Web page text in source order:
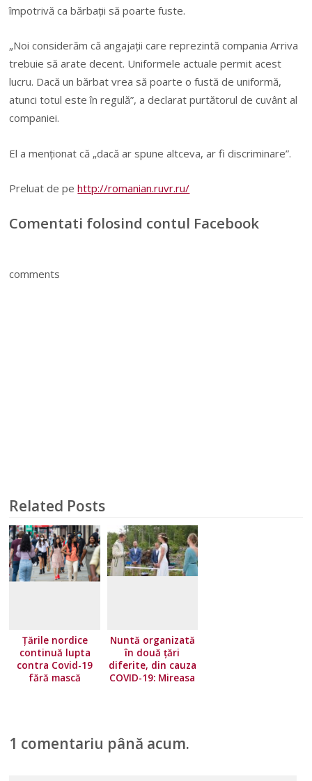
împotrivă ca bărbaţii să poarte fuste.
„Noi considerăm că angajaţii care reprezintă compania Arriva
trebuie să arate decent. Uniformele actuale permit acest
lucru. Dacă un bărbat vrea să poarte o fustă de uniformă,
atunci totul este în regulă”, a declarat purtătorul de cuvânt al
companiei.
El a menţionat că „dacă ar spune altceva, ar fi discriminare”.
Preluat de pehttp://romanian.ruvr.ru/
Comentati folosind contul Facebook
comments
Related Posts
Țările nordice
continuă lupta
contra Covid-19
fără mască
Nuntă organizată
în două țări
diferite, din cauza
COVID-19: Mireasa
1 comentariu până acum.